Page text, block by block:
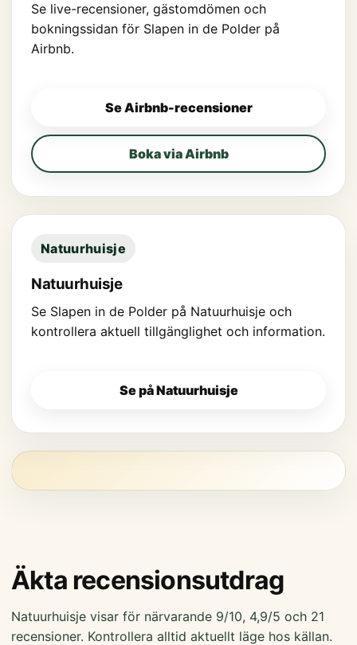
Se live-recensioner, gästomdömen och
bokningssidan för Slapen in de Polder på
Airbnb.
Se Airbnb-recensioner
Boka via Airbnb
Natuurhuisje
Natuurhuisje
Se Slapen in de Polder på Natuurhuisje och
kontrollera aktuell tillgänglighet och information.
Se på Natuurhuisje
Äkta recensionsutdrag
Natuurhuisje visar för närvarande 9/10, 4,9/5 och 21
recensioner. Kontrollera alltid aktuellt läge hos källan.